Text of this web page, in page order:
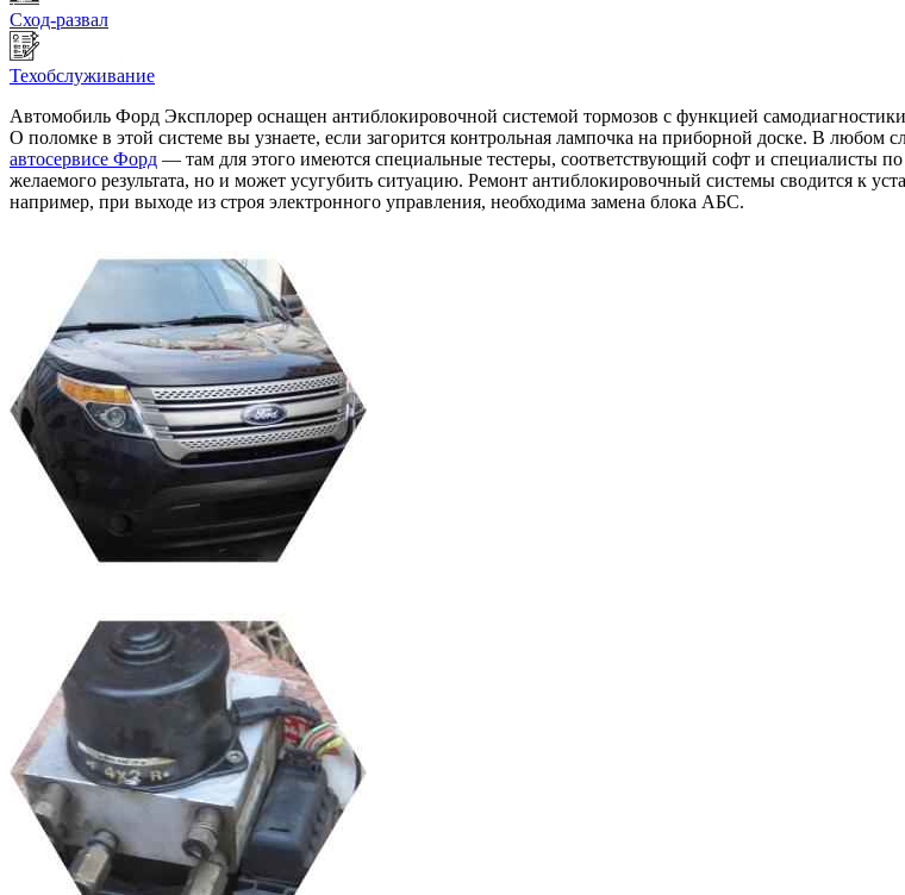
Сход-развал
Техобслуживание
Автомобиль Форд Эксплорер оснащен антиблокировочной системой тормозов с функцией
О поломке в этой системе вы узнаете, если загорится контрольная лампочка на приборной доске. В любом
автосервисе Форд — там для этого имеются специальные тестеры, соответствующий софт и специалисты
желаемого результата, но и может усугубить ситуацию. Ремонт антиблокировочный системы сводится к
например, при выходе из строя электронного управления, необходима замена блока АБС.